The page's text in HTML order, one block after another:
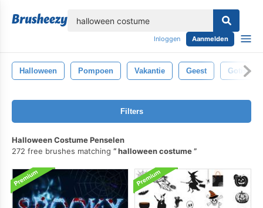
Inloggen Aanmelden
Halloween Pompoen Vakantie Geest Gotisch
Filters
Halloween Costume Penselen
272 free brushes matching
halloween costume